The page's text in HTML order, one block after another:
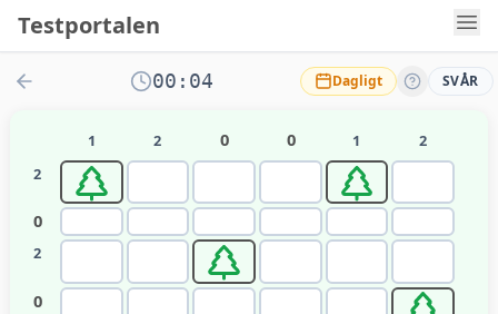
Testportalen
00:04 Dagligt SVÅR
1 2 0 0 1
2
2
0
2
0